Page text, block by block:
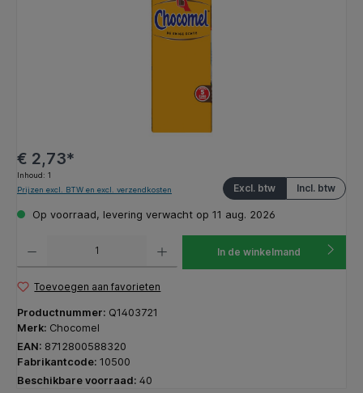
€ 2,73*
Inhoud: 1
Incl. btw
Excl. btw
Prijzen excl. BTW en excl. verzendkosten
Op voorraad, levering verwacht op 11 aug. 2026
In de winkelmand
Toevoegen aan favorieten
Productnummer: Q1403721
Merk: Chocomel
EAN: 8712800588320
Fabrikantcode: 10500
Beschikbare voorraad: 40